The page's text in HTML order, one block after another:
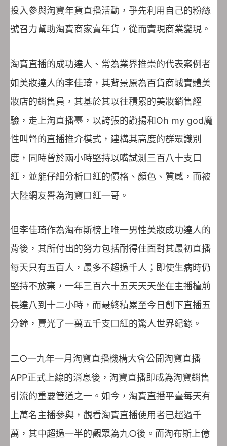
投入參與淘寶年貨直播活動，爭先利用自己的粉絲
號召力幫助淘寶商家賣年貨，從而實現商業變現。
淘寶直播的成功達人、常為業界推崇的代表案例者
如美妝達人的李佳琦，其背景原為百貨商城實體美
妝店的銷售員，其基於其以往積累的美妝銷售經
驗，走上淘直播臺，以誇張的讚揚和Oh my god魔
性叫聲的直播推介模式，建構其高度的群眾識別
度，同時曾於兩小時堅持以嘴試測三百八十支口
紅，並能仔細分析口紅的價格、顏色、質感，而被
大陸網友譽為淘寶口紅一哥。
但李佳琦作為淘布斯榜上唯一男性美妝成功達人的
背後，其所付出的努力包括耐得住面對其最初直播
每天只有五百人，最多不超過千人；即使生病時仍
堅持不放棄，一年三百六十五天天天坐在主播檯前
長達八到十二小時，而最終積累至今日創下直播五
分鐘，賣光了一萬五千支口紅的驚人世界紀錄。
二○一九年一月淘寶直播機構大會公開淘寶直播
APP正式上線的消息後，淘寶直播即成為淘寶銷售
引流的重要管道之一。如今，淘寶直播平臺每天有
上萬名主播參與，觀看淘寶直播使用者已超過千
萬，其中超過一半的觀眾為九○後。而淘布斯上億